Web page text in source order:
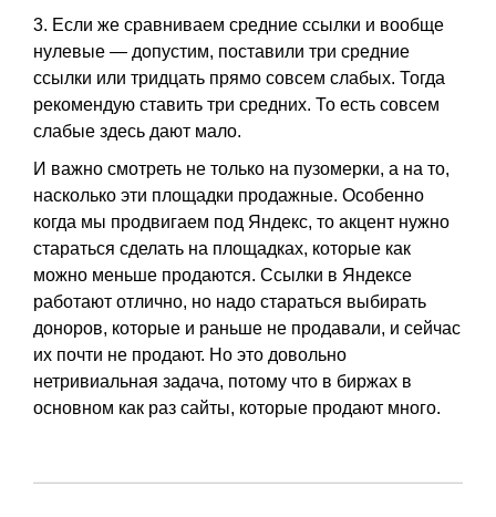
3. Если же сравниваем средние ссылки и вообще
нулевые — допустим, поставили три средние
ссылки или тридцать прямо совсем слабых. Тогда
рекомендую ставить три средних. То есть совсем
слабые здесь дают мало.
И важно смотреть не только на пузомерки, а на то,
насколько эти площадки продажные. Особенно
когда мы продвигаем под Яндекс, то акцент нужно
стараться сделать на площадках, которые как
можно меньше продаются. Ссылки в Яндексе
работают отлично, но надо стараться выбирать
доноров, которые и раньше не продавали, и сейчас
их почти не продают. Но это довольно
нетривиальная задача, потому что в биржах в
основном как раз сайты, которые продают много.